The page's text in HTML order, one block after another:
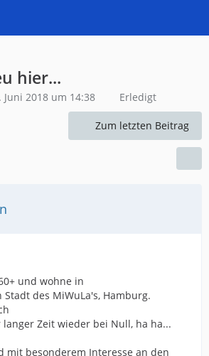
hier...
Juni 2018 um 14:38 Erledigt
Zum letzten Beitrag
und wohne in
des MiWuLa's, Hamburg.
Zeit wieder bei Null, ha ha...
mit besonderem Interesse an den